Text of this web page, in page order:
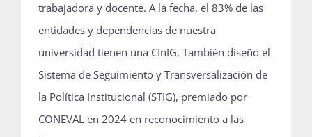
trabajadora y docente. A la fecha, el 83% de las
entidades y dependencias de nuestra
universidad tienen una CInIG. También diseñó el
Sistema de Seguimiento y Transversalización de
la Política Institucional (STIG), premiado por
CONEVAL en 2024 en reconocimiento a las